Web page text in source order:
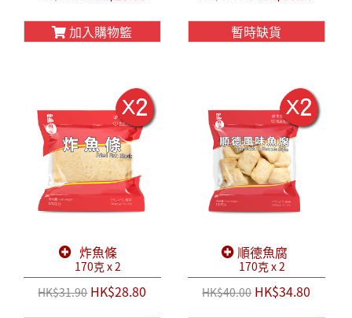
加入購物籃
暫時缺貨
炸魚條
170克 x 2
HK$31.90HK$28.80
順德魚腐
170克 x 2
HK$40.00HK$34.80